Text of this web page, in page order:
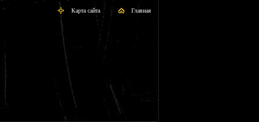
Главная
Карта сайта